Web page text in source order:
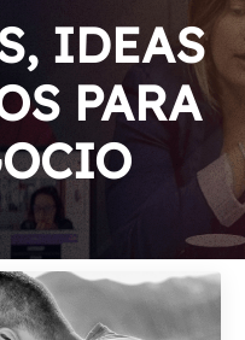
IDEAS
PARA